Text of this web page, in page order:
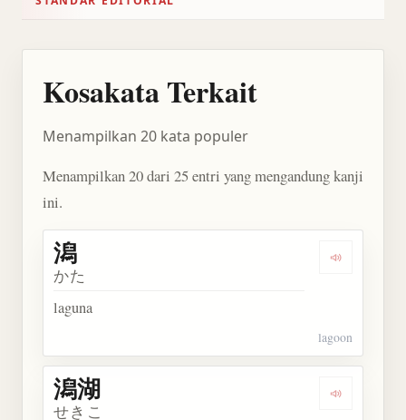
Kosakata Terkait
Menampilkan 20 kata populer
Menampilkan 20 dari 25 entri yang mengandung kanji
ini.
Dengarkan
潟
かた
laguna
lagoon
Dengarkan
潟湖
せきこ